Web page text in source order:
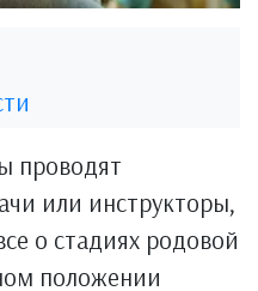
проводят
или инструкторы,
о стадиях родовой
положении